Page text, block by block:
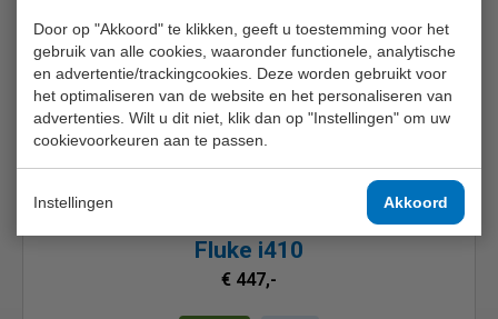
Door op "Akkoord" te klikken, geeft u toestemming voor het
gebruik van alle cookies, waaronder functionele, analytische
en advertentie/trackingcookies. Deze worden gebruikt voor
het optimaliseren van de website en het personaliseren van
advertenties. Wilt u dit niet, klik dan op "Instellingen" om uw
cookievoorkeuren aan te passen.
Instellingen Akkoord
Fluke i410
€ 447,-